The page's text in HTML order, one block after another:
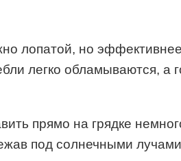
лопатой, но
легко обламываются, а
прямо на грядке
под солнечными